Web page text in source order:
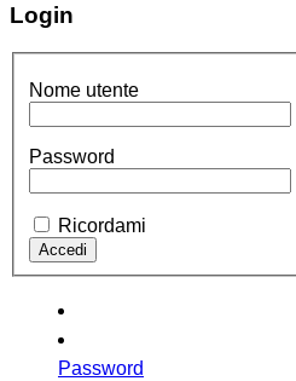
Login
Nome utente
Password
Ricordami
Password